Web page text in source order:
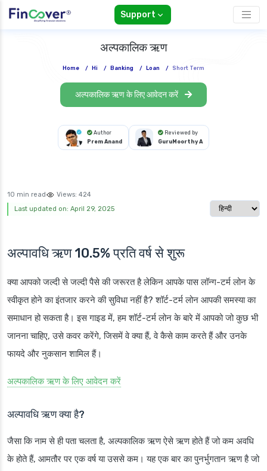
Support
अल्पकालिक ऋण
Home / Hi / Banking / Loan / Short Term
अल्पकालिक ऋण के लिए आवेदन करें
Author
Prem Anand
Reviewed by
GuruMoorthy A
10 min read Views: 424
Last updated on: April 29, 2025
Select
अल्पावधि ऋण 10.5% प्रति वर्ष से शुरू
क्या आपको जल्दी से जल्दी पैसे की जरूरत है लेकिन आपके पास लॉन्ग-टर्म लोन के
स्वीकृत होने का इंतजार करने की सुविधा नहीं है? शॉर्ट-टर्म लोन आपकी समस्या का
समाधान हो सकता है। इस गाइड में, हम शॉर्ट-टर्म लोन के बारे में आपको जो कुछ भी
जानना चाहिए, उसे कवर करेंगे, जिसमें वे क्या हैं, वे कैसे काम करते हैं और उनके
फायदे और नुकसान शामिल हैं।
अल्पकालिक ऋण के लिए आवेदन करें
अल्पावधि ऋण क्या है?
जैसा कि नाम से ही पता चलता है, अल्पकालिक ऋण ऐसे ऋण होते हैं जो कम अवधि
के होते हैं, आमतौर पर एक वर्ष या उससे कम। यह एक बार का पुनर्भुगतान ऋण है जो